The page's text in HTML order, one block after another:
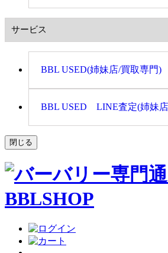
サービス
BBL USED(姉妹店/買取専門)
BBL USED LINE査定(姉妹
閉じる